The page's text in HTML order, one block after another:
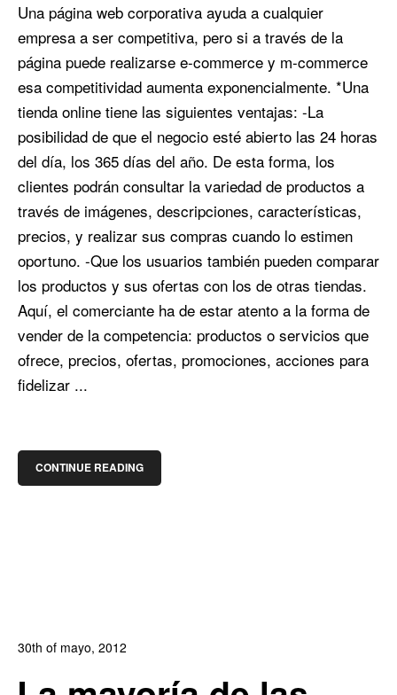
Una página web corporativa ayuda a cualquier
empresa a ser competitiva, pero si a través de la
página puede realizarse e-commerce y m-commerce
esa competitividad aumenta exponencialmente. *Una
tienda online tiene las siguientes ventajas: -La
posibilidad de que el negocio esté abierto las 24 horas
del día, los 365 días del año. De esta forma, los
clientes podrán consultar la variedad de productos a
través de imágenes, descripciones, características,
precios, y realizar sus compras cuando lo estimen
oportuno. -Que los usuarios también pueden comparar
los productos y sus ofertas con los de otras tiendas.
Aquí, el comerciante ha de estar atento a la forma de
vender de la competencia: productos o servicios que
ofrece, precios, ofertas, promociones, acciones para
fidelizar ...
CONTINUE READING
30th of mayo, 2012
1
0